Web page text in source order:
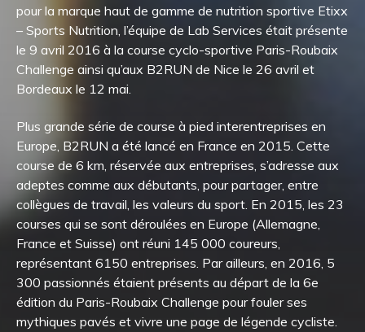
pour la marque haut de gamme de nutrition sportive Etixx
– Sports Nutrition, l’équipe de Lab Services était présente
le 9 avril 2016 à la course cyclo-sportive Paris-Roubaix
Challenge ainsi qu’aux B2RUN de Nice le 26 avril et
Bordeaux le 12 mai.
Plus grande série de course à pied interentreprises en
Europe, B2RUN a été lancé en France en 2015. Cette
course de 6 km, réservée aux entreprises, s’adresse aux
adeptes comme aux débutants, pour partager, entre
collègues de travail, les valeurs du sport. En 2015, les 23
courses qui se sont déroulées en Europe (Allemagne,
France et Suisse) ont réuni 145 000 coureurs,
représentant 6150 entreprises. Par ailleurs, en 2016, 5
300 passionnés étaient présents au départ de la 6e
édition du Paris-Roubaix Challenge pour fouler ses
mythiques pavés et vivre une page de légende cycliste.